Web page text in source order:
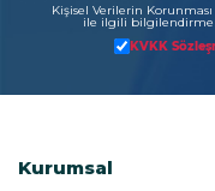
Kişisel Verilerin
ile ilgili bilgilendirme
KVKK
Kurumsal